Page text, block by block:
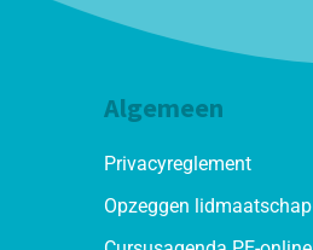
Algemeen
Privacyreglement
Opzeggen lidmaatschap